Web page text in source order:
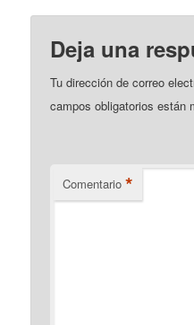
Deja una
Tu dirección de correo
campos obligatorios están
Comentario *